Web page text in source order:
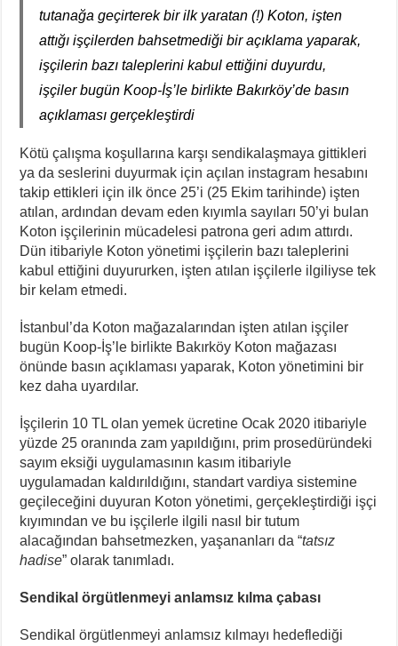
tutanağa geçirterek bir ilk yaratan (!) Koton, işten
attığı işçilerden bahsetmediği bir açıklama yaparak,
işçilerin bazı taleplerini kabul ettiğini duyurdu,
işçiler bugün Koop-İş’le birlikte Bakırköy’de basın
açıklaması gerçekleştirdi
Kötü çalışma koşullarına karşı sendikalaşmaya gittikleri
ya da seslerini duyurmak için açılan instagram hesabını
takip ettikleri için ilk önce 25’i (25 Ekim tarihinde) işten
atılan, ardından devam eden kıyımla sayıları 50’yi bulan
Koton işçilerinin mücadelesi patrona geri adım attırdı.
Dün itibariyle Koton yönetimi işçilerin bazı taleplerini
kabul ettiğini duyururken, işten atılan işçilerle ilgiliyse tek
bir kelam etmedi.
İstanbul’da Koton mağazalarından işten atılan işçiler
bugün Koop-İş’le birlikte Bakırköy Koton mağazası
önünde basın açıklaması yaparak, Koton yönetimini bir
kez daha uyardılar.
İşçilerin 10 TL olan yemek ücretine Ocak 2020 itibariyle
yüzde 25 oranında zam yapıldığını, prim prosedüründeki
sayım eksiği uygulamasının kasım itibariyle
uygulamadan kaldırıldığını, standart vardiya sistemine
geçileceğini duyuran Koton yönetimi, gerçekleştirdiği işçi
kıyımından ve bu işçilerle ilgili nasıl bir tutum
alacağından bahsetmezken, yaşananları da “tatsız
hadise” olarak tanımladı.
Sendikal örgütlenmeyi anlamsız kılma çabası
Sendikal örgütlenmeyi anlamsız kılmayı hedeflediği